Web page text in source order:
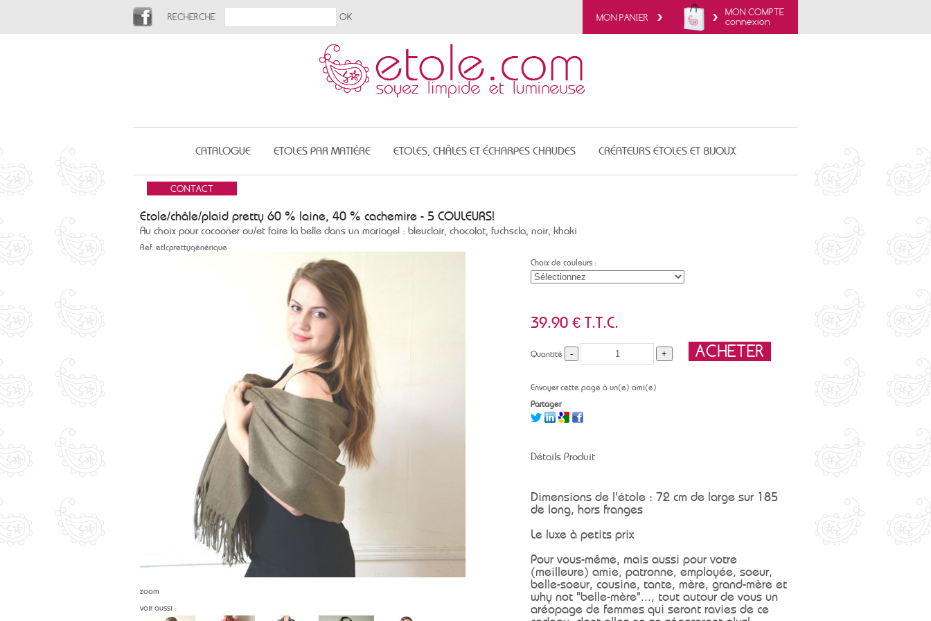
MON COMPTE
connexion
MON PANIER
CATALOGUE ETOLES PAR MATIÈRE ETOLES, CHÂLES ET ÉCHARPES CHAUDES CRÉATEURS ÉTOLES ET BIJOUX
RECHERCHE
Etole/châle/plaid pretty 60 % laine, 40 % cachemire - 5 COULEURS!
Au choix pour cocooner ou/et faire la belle dans un mariage! : bleuclair, chocolat, fuchscla, noir, khaki
Ref. etlcprettygénérique
zoom
voir aussi :
Choix de couleurs :
39.90 € T.T.C.
Quantité
Envoyer cette page à un(e) ami(e)
Partager
Détails Produit
Dimensions de l'étole : 72 cm de large sur 185
de long, hors franges
Le luxe à petits prix
Pour vous-même, mais aussi pour votre
(meilleure) amie, patronne, employée, soeur,
belle-soeur, cousine, tante, mère, grand-mère et
why not "belle-mère"..., tout autour de vous un
aréopage de femmes qui seront ravies de ce